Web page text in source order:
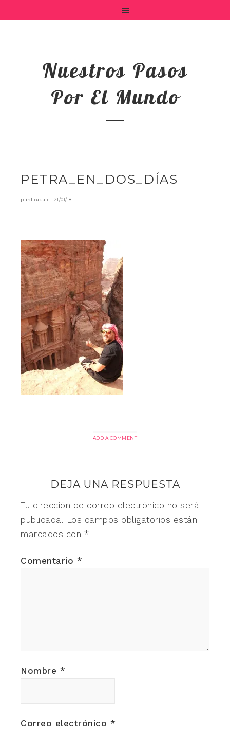
Nuestros Pasos
Por El Mundo
PETRA_EN_DOS_DÍAS
publicada el 21/01/18
ADD A COMMENT
DEJA UNA RESPUESTA
Tu dirección de correo electrónico no será
publicada. Los campos obligatorios están
marcados con *
Comentario *
Nombre *
Correo electrónico *